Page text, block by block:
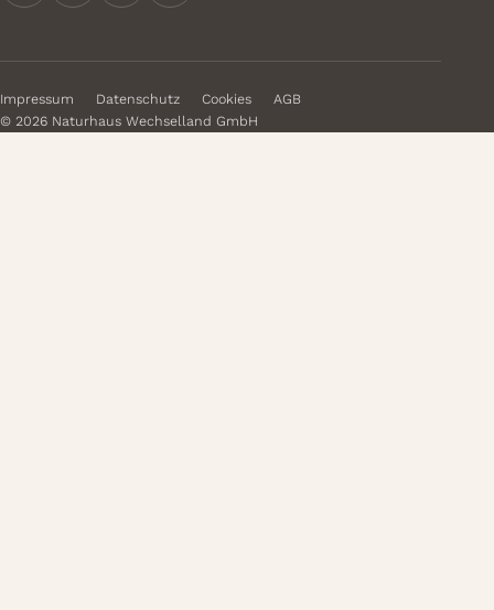
Impressum Datenschutz Cookies
AGB
© 2026 Naturhaus Wechselland GmbH